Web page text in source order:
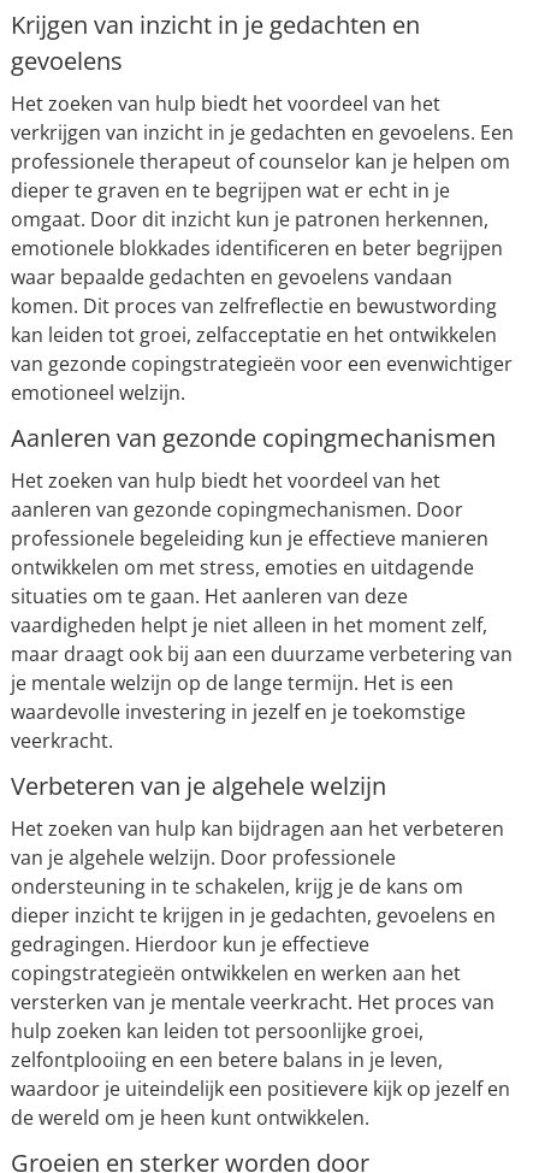
Krijgen van inzicht in je gedachten en
gevoelens
Het zoeken van hulp biedt het voordeel van het
verkrijgen van inzicht in je gedachten en gevoelens. Een
professionele therapeut of counselor kan je helpen om
dieper te graven en te begrijpen wat er echt in je
omgaat. Door dit inzicht kun je patronen herkennen,
emotionele blokkades identificeren en beter begrijpen
waar bepaalde gedachten en gevoelens vandaan
komen. Dit proces van zelfreflectie en bewustwording
kan leiden tot groei, zelfacceptatie en het ontwikkelen
van gezonde copingstrategieën voor een evenwichtiger
emotioneel welzijn.
Aanleren van gezonde copingmechanismen
Het zoeken van hulp biedt het voordeel van het
aanleren van gezonde copingmechanismen. Door
professionele begeleiding kun je effectieve manieren
ontwikkelen om met stress, emoties en uitdagende
situaties om te gaan. Het aanleren van deze
vaardigheden helpt je niet alleen in het moment zelf,
maar draagt ook bij aan een duurzame verbetering van
je mentale welzijn op de lange termijn. Het is een
waardevolle investering in jezelf en je toekomstige
veerkracht.
Verbeteren van je algehele welzijn
Het zoeken van hulp kan bijdragen aan het verbeteren
van je algehele welzijn. Door professionele
ondersteuning in te schakelen, krijg je de kans om
dieper inzicht te krijgen in je gedachten, gevoelens en
gedragingen. Hierdoor kun je effectieve
copingstrategieën ontwikkelen en werken aan het
versterken van je mentale veerkracht. Het proces van
hulp zoeken kan leiden tot persoonlijke groei,
zelfontplooiing en een betere balans in je leven,
waardoor je uiteindelijk een positievere kijk op jezelf en
de wereld om je heen kunt ontwikkelen.
Groeien en sterker worden door